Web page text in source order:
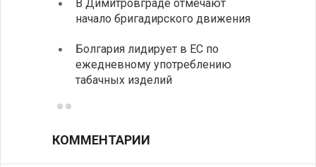
В Димитровграде отмечают
начало бригадирского движения
Болгария лидирует в ЕС по
ежедневному употреблению
табачных изделий
КОММЕНТАРИИ